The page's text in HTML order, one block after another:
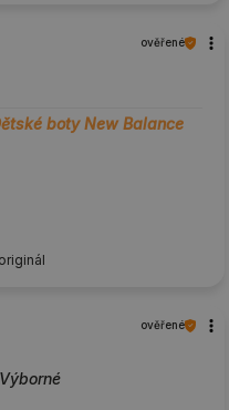
ověřené
boty New Balance
ověřené
Výborné